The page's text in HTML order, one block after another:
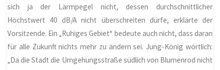
sich ja der Lärmpegel nicht, dessen durchschnittlicher
Höchstwert 40 dB/A nicht überschreiten dürfe, erklärte der
Vorsitzende. Ein „Ruhiges Gebiet“ bedeute auch nicht, dass daran
für alle Zukunft nichts mehr zu ändern sei. Jung-König wörtlich:
„Da die Stadt die Umgehungsstraße südlich von Blumenrod nicht